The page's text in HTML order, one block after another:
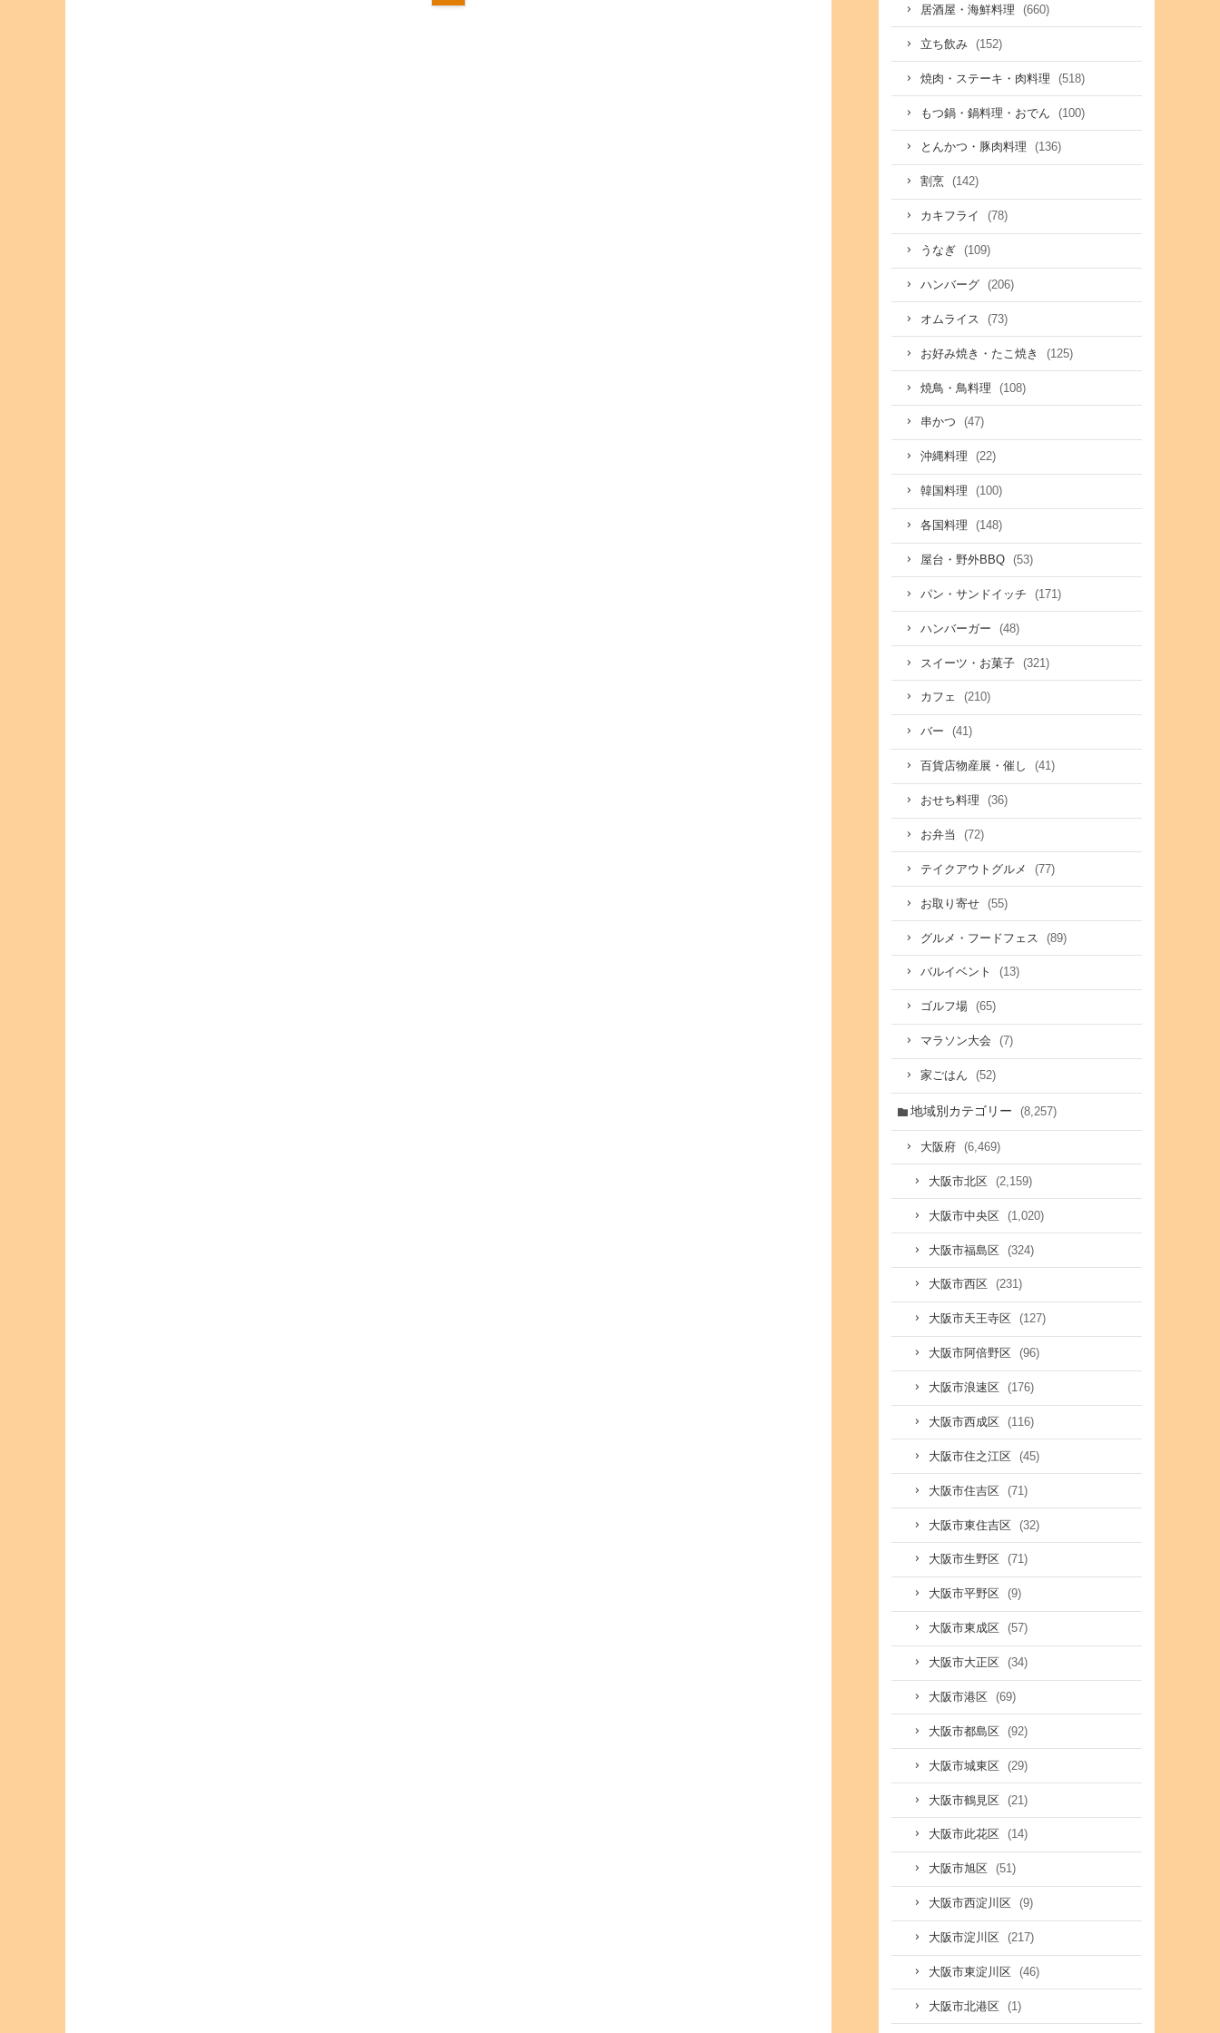
居酒屋・海鮮料理 (660)
立ち飲み (152)
焼肉・ステーキ・肉料理 (518)
もつ鍋・鍋料理・おでん (100)
とんかつ・豚肉料理 (136)
割烹 (142)
カキフライ (78)
うなぎ (109)
ハンバーグ (206)
オムライス (73)
お好み焼き・たこ焼き (125)
焼鳥・鳥料理 (108)
串かつ (47)
沖縄料理 (22)
韓国料理 (100)
各国料理 (148)
屋台・野外BBQ (53)
パン・サンドイッチ (171)
ハンバーガー (48)
スイーツ・お菓子 (321)
カフェ (210)
バー (41)
百貨店物産展・催し (41)
おせち料理 (36)
お弁当 (72)
テイクアウトグルメ (77)
お取り寄せ (55)
グルメ・フードフェス (89)
バルイベント (13)
ゴルフ場 (65)
マラソン大会 (7)
家ごはん (52)
地域別カテゴリー (8,257)
大阪府 (6,469)
大阪市北区 (2,159)
大阪市中央区 (1,020)
大阪市福島区 (324)
大阪市西区 (231)
大阪市天王寺区 (127)
大阪市阿倍野区 (96)
大阪市浪速区 (176)
大阪市西成区 (116)
大阪市住之江区 (45)
大阪市住吉区 (71)
大阪市東住吉区 (32)
大阪市生野区 (71)
大阪市平野区 (9)
大阪市東成区 (57)
大阪市大正区 (34)
大阪市港区 (69)
大阪市都島区 (92)
大阪市城東区 (29)
大阪市鶴見区 (21)
大阪市此花区 (14)
大阪市旭区 (51)
大阪市西淀川区 (9)
大阪市淀川区 (217)
大阪市東淀川区 (46)
大阪市北港区 (1)